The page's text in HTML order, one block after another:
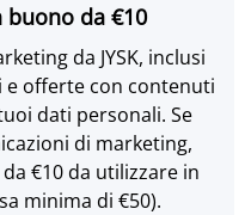
da €10
da JYSK, inclusi
e offerte con contenuti
dati personali. Se
di marketing,
€10 da utilizzare in
minima di €50).